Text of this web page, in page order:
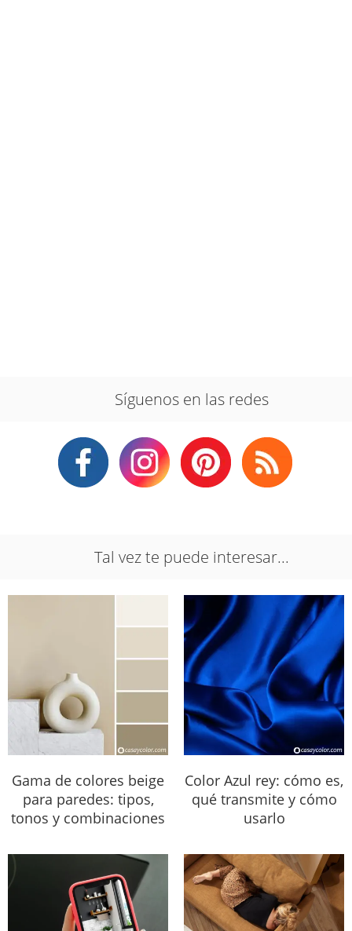
Síguenos en las redes
Tal vez te puede interesar...
Gama de colores beige
para paredes: tipos,
tonos y combinaciones
Color Azul rey: cómo es,
qué transmite y cómo
usarlo